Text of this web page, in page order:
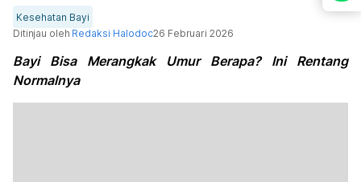
Kesehatan Bayi
Ditinjau oleh Redaksi Halodoc26 Februari 2026
Bayi Bisa Merangkak Umur Berapa? Ini Rentang
Normalnya